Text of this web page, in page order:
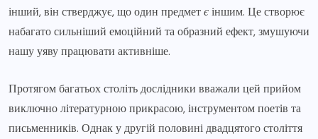
інший, він стверджує, що один предметєіншим. Це створює
набагато сильніший емоційний та образний ефект, змушуючи
нашу уяву працювати активніше.
Протягом багатьох століть дослідники вважали цей прийом
виключно літературною прикрасою, інструментом поетів та
письменників. Однак у другій половині двадцятого століття